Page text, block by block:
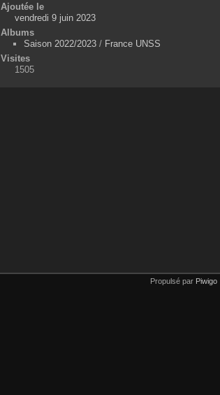
Ajoutée le
vendredi 9 juin 2023
Albums
Saison 2022/2023/ France UNSS
Visites
1505
Propulsé par Piwigo